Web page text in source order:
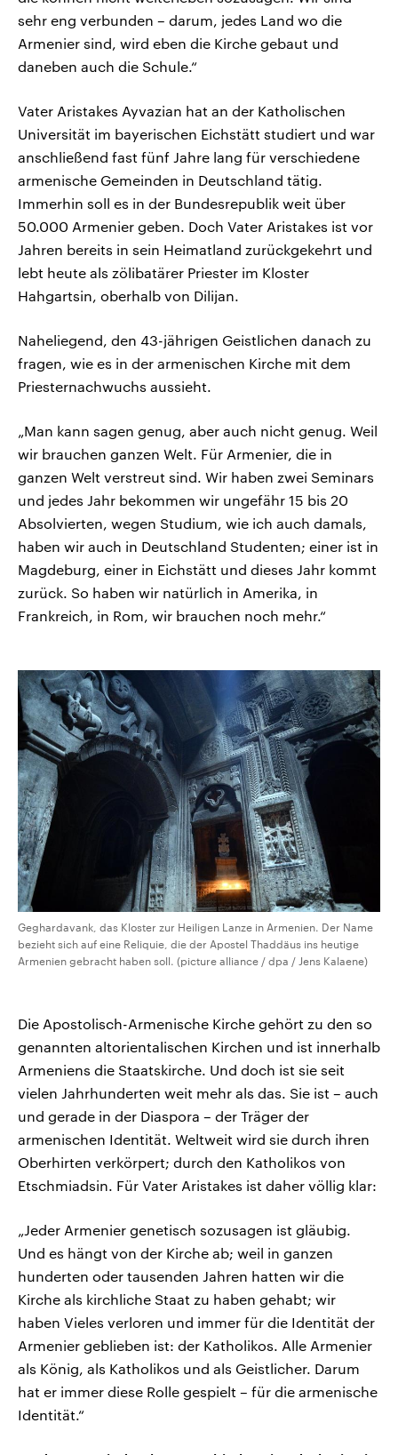
sehr eng verbunden – darum, jedes Land wo die
Armenier sind, wird eben die Kirche gebaut und
daneben auch die Schule.“
Vater Aristakes Ayvazian hat an der Katholischen
Universität im bayerischen Eichstätt studiert und war
anschließend fast fünf Jahre lang für verschiedene
armenische Gemeinden in Deutschland tätig.
Immerhin soll es in der Bundesrepublik weit über
50.000 Armenier geben. Doch Vater Aristakes ist vor
Jahren bereits in sein Heimatland zurückgekehrt und
lebt heute als zölibatärer Priester im Kloster
Hahgartsin, oberhalb von Dilijan.
Naheliegend, den 43-jährigen Geistlichen danach zu
fragen, wie es in der armenischen Kirche mit dem
Priesternachwuchs aussieht.
„Man kann sagen genug, aber auch nicht genug. Weil
wir brauchen ganzen Welt. Für Armenier, die in
ganzen Welt verstreut sind. Wir haben zwei Seminars
und jedes Jahr bekommen wir ungefähr 15 bis 20
Absolvierten, wegen Studium, wie ich auch damals,
haben wir auch in Deutschland Studenten; einer ist in
Magdeburg, einer in Eichstätt und dieses Jahr kommt
zurück. So haben wir natürlich in Amerika, in
Frankreich, in Rom, wir brauchen noch mehr.“
Geghardavank, das Kloster zur Heiligen Lanze in Armenien. Der Name
bezieht sich auf eine Reliquie, die der Apostel Thaddäus ins heutige
Armenien gebracht haben soll. (picture alliance / dpa / Jens Kalaene)
Die Apostolisch-Armenische Kirche gehört zu den so
genannten altorientalischen Kirchen und ist innerhalb
Armeniens die Staatskirche. Und doch ist sie seit
vielen Jahrhunderten weit mehr als das. Sie ist – auch
und gerade in der Diaspora – der Träger der
armenischen Identität. Weltweit wird sie durch ihren
Oberhirten verkörpert; durch den Katholikos von
Etschmiadsin. Für Vater Aristakes ist daher völlig klar:
„Jeder Armenier genetisch sozusagen ist gläubig.
Und es hängt von der Kirche ab; weil in ganzen
hunderten oder tausenden Jahren hatten wir die
Kirche als kirchliche Staat zu haben gehabt; wir
haben Vieles verloren und immer für die Identität der
Armenier geblieben ist: der Katholikos. Alle Armenier
als König, als Katholikos und als Geistlicher. Darum
hat er immer diese Rolle gespielt – für die armenische
Identität.“